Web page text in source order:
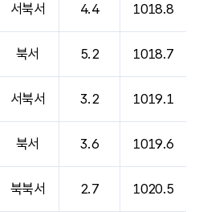
서북서 4.4 1018.8
북서 5.2 1018.7
서북서 3.2 1019.1
북서 3.6 1019.6
북북서 2.7 1020.5